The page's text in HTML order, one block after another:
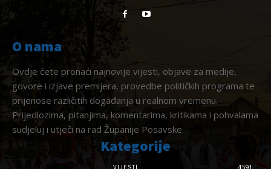
O nama
Ovdje ćete pronaći najnovije vijesti, objave za medije,
govore i izjave premijera, provedbe političkih programa te
prijenose različitih događanja u realnom vremenu.
Prijedlozima, pitanjima, komentarima, kritikama i pohvalama
sudjeluj i utječi na rad Županije Posavske.
Kategorije